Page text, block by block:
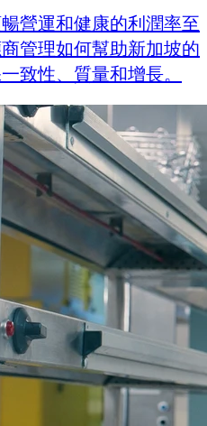
營運和健康的利潤率至
管理如何幫助新加坡的
致性、質量和增長。